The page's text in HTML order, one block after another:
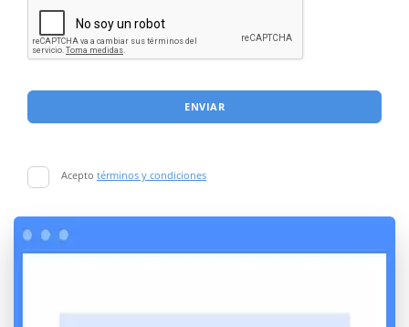
ENVIAR
Acepto términos y condiciones